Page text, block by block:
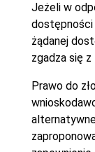
Jeżeli w
dostępności
żądanej
zgadza się
Prawo do